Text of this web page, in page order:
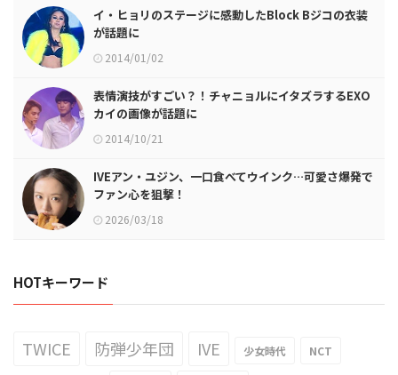
イ・ヒョリのステージに感動したBlock Bジコの衣装
が話題に
2014/01/02
表情演技がすごい？！チャニョルにイタズラするEXO
カイの画像が話題に
2014/10/21
IVEアン・ユジン、一口食べてウインク…可愛さ爆発で
ファン心を狙撃！
2026/03/18
HOTキーワード
TWICE 防弾少年団 IVE 少女時代 NCT